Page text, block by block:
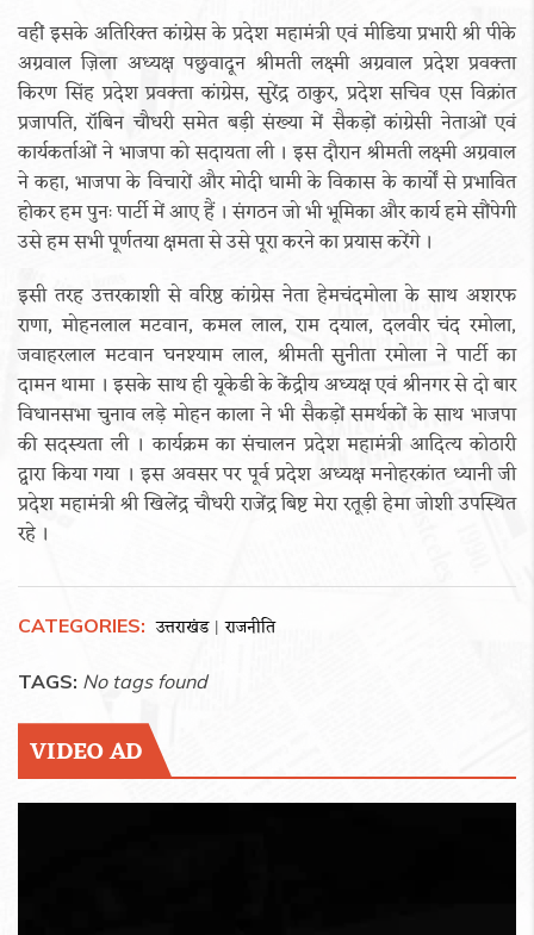
वहीं इसके अतिरिक्त कांग्रेस के प्रदेश महामंत्री एवं मीडिया प्रभारी श्री पीके
अग्रवाल ज़िला अध्यक्ष पछुवादून श्रीमती लक्ष्मी अग्रवाल प्रदेश प्रवक्ता
किरण सिंह प्रदेश प्रवक्ता कांग्रेस, सुरेंद्र ठाकुर, प्रदेश सचिव एस विक्रांत
प्रजापति, रॉबिन चौधरी समेत बड़ी संख्या में सैकड़ों कांग्रेसी नेताओं एवं
कार्यकर्ताओं ने भाजपा को सदायता ली । इस दौरान श्रीमती लक्ष्मी अग्रवाल
ने कहा, भाजपा के विचारों और मोदी धामी के विकास के कार्यों से प्रभावित
होकर हम पुनः पार्टी में आए हैं । संगठन जो भी भूमिका और कार्य हमे सौंपेगी
उसे हम सभी पूर्णतया क्षमता से उसे पूरा करने का प्रयास करेंगे ।
इसी तरह उत्तरकाशी से वरिष्ठ कांग्रेस नेता हेमचंदमोला के साथ अशरफ
राणा, मोहनलाल मटवान, कमल लाल, राम दयाल, दलवीर चंद रमोला,
जवाहरलाल मटवान घनश्याम लाल, श्रीमती सुनीता रमोला ने पार्टी का
दामन थामा । इसके साथ ही यूकेडी के केंद्रीय अध्यक्ष एवं श्रीनगर से दो बार
विधानसभा चुनाव लड़े मोहन काला ने भी सैकड़ों समर्थकों के साथ भाजपा
की सदस्यता ली । कार्यक्रम का संचालन प्रदेश महामंत्री आदित्य कोठारी
द्वारा किया गया । इस अवसर पर पूर्व प्रदेश अध्यक्ष मनोहरकांत ध्यानी जी
प्रदेश महामंत्री श्री खिलेंद्र चौधरी राजेंद्र बिष्ट मेरा रतूड़ी हेमा जोशी उपस्थित
रहे ।
CATEGORIES: उत्तराखंड | राजनीति
TAGS: No tags found
VIDEO AD